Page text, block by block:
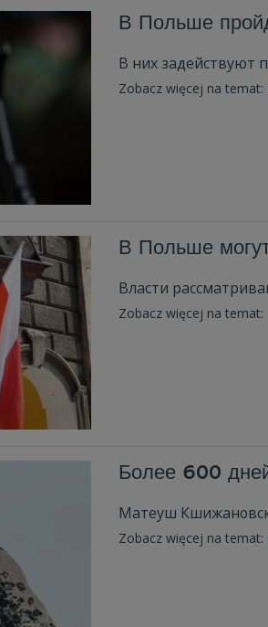
В Польше
В них задействуют
Zobacz więcej na temat:
В Польше
Власти
Zobacz więcej na temat:
Более 600
Матеуш
Zobacz więcej na temat: